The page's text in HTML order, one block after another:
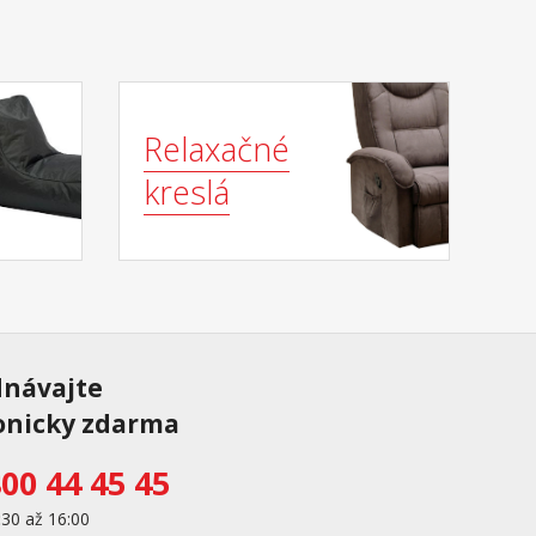
Relaxačné
kreslá
zdarma
44 45 45
až 16:00